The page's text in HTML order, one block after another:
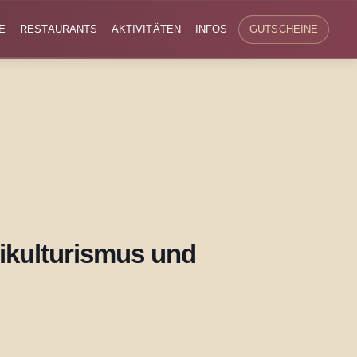
RESTAURANTS AKTIVITÄTEN INFOS GUTSCHEINE
und